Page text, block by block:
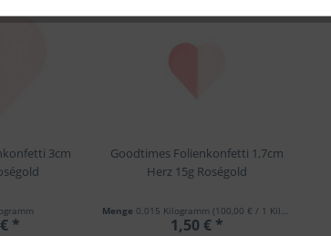
3cm
*
Goodtimes Folienkonfetti 1,7cm
Herz 15g Roségold
Menge 0.015 Kilogramm(100,00 € / 1 Kilogramm)
1,50 € *